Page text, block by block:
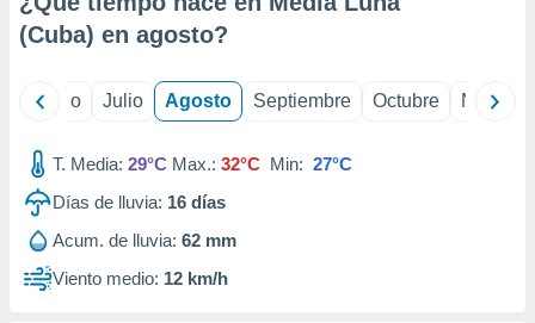
e
publicidad
publicidad
de
(Cuba) en agosto?
Junio Julio Agosto Septiembre Octubre
T. Media: 29°C Max.: 32°C Min: 27°C
Días de lluvia: 16 días
Acum. de lluvia: 62 mm
Viento medio: 12 km/h